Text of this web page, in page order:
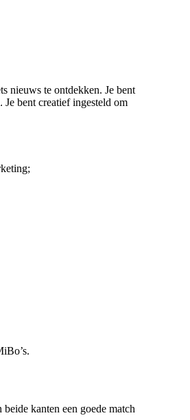
nieuws te ontdekken. Je bent
bent creatief ingesteld om
kanten een goede match